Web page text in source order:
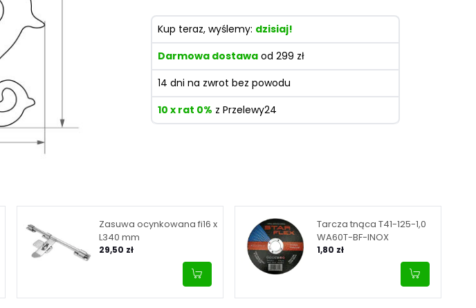
Zasuwa ocynkowana fi16 x
L340 mm
29,50 zł
Tarcza tnąca T41-125-1,0
WA60T-BF-INOX
1,80 zł
Kup teraz, wyślemy: dzisiaj!
Darmowa dostawa od 299 zł
14 dni na zwrot bez powodu
10 x rat 0% z Przelewy24